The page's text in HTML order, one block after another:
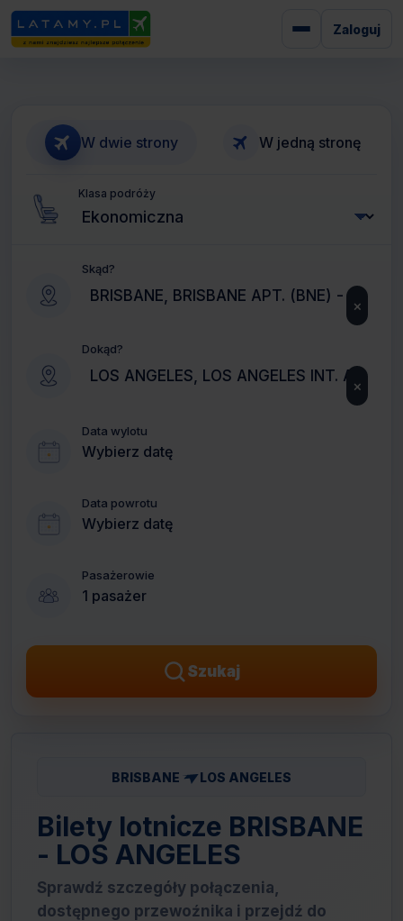
Zaloguj
BRISBANE LOS ANGELES
Bilety lotnicze BRISBANE
- LOS ANGELES
Sprawdź szczegóły połączenia,
dostępnego przewoźnika i przejdź do
W dwie strony W jedną stronę
Klasa podróży
Skąd?
×
Dokąd?
×
Data wylotu
Wybierz datę
Data powrotu
Wybierz datę
Pasażerowie
1 pasażer
Szukaj